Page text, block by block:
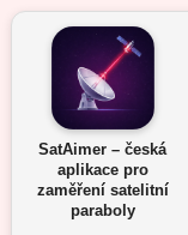
SatAimer – česká
aplikace pro
zaměření satelitní
paraboly